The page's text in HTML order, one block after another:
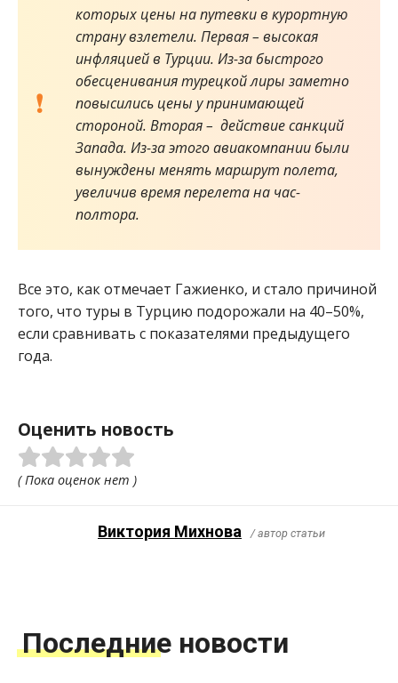
которых цены на путевки в курортную
страну взлетели. Первая – высокая
инфляцией в Турции. Из-за быстрого
обесценивания турецкой лиры заметно
повысились цены у принимающей
стороной. Вторая – действие санкций
Запада. Из-за этого авиакомпании были
вынуждены менять маршрут полета,
увеличив время перелета на час-
полтора.
Все это, как отмечает Гажиенко, и стало причиной
того, что туры в Турцию подорожали на 40–50%,
если сравнивать с показателями предыдущего
года.
Оценить новость
( Пока оценок нет )
Виктория Михнова / автор статьи
Последние новости